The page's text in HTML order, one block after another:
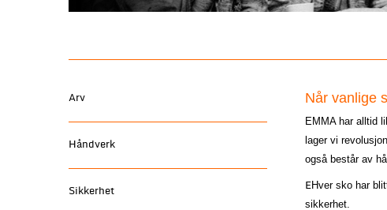
Arv
Håndverk
Sikkerhet
Når vanlige
EMMA har alltid
lager vi
også består av
EHver sko har
sikkerhet.